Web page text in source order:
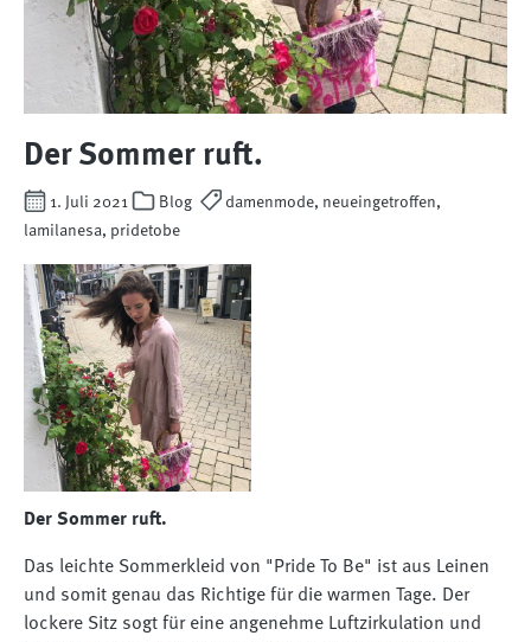
Der Sommer ruft.
1. Juli 2021 Blog
damenmode, neueingetroffen,
lamilanesa, pridetobe
Der Sommer ruft.
Das leichte Sommerkleid von "Pride To Be" ist aus Leinen
und somit genau das Richtige für die warmen Tage. Der
lockere Sitz sogt für eine angenehme Luftzirkulation und